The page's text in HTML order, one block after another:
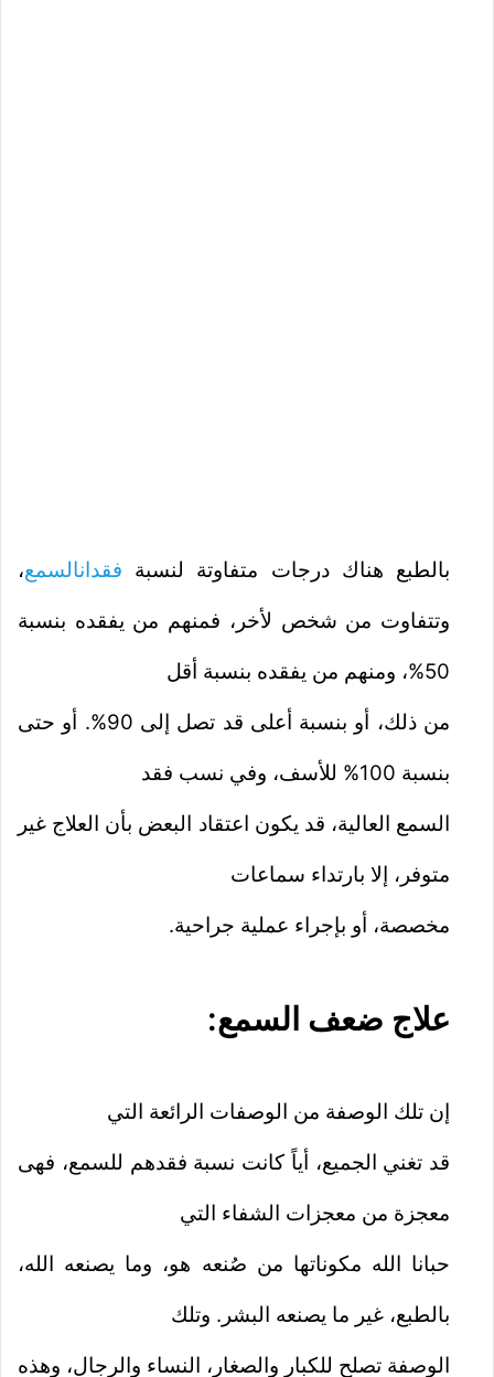
بالطبع هناك درجات متفاوتة لنسبة فقدانالسمع،
وتتفاوت من شخص لأخر، فمنهم من يفقده بنسبة
50%، ومنهم من يفقده بنسبة أقل
من ذلك، أو بنسبة أعلى قد تصل إلى 90%. أو حتى
بنسبة 100% للأسف، وفي نسب فقد
السمع العالية، قد يكون اعتقاد البعض بأن العلاج غير
متوفر، إلا بارتداء سماعات
مخصصة، أو بإجراء عملية جراحية.
علاج ضعف السمع:
إن تلك الوصفة من الوصفات الرائعة التي
قد تغني الجميع، أياً كانت نسبة فقدهم للسمع، فهى
معجزة من معجزات الشفاء التي
حبانا الله مكوناتها من صُنعه هو، وما يصنعه الله،
بالطبع، غير ما يصنعه البشر. وتلك
الوصفة تصلح للكبار والصغار، النساء والرجال، وهذه